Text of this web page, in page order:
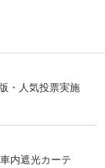
・人気投票実施
内遮光カーテ